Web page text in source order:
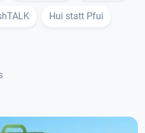
Hui statt Pfui